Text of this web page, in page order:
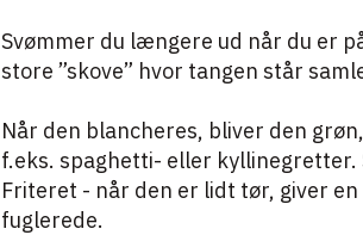
Svømmer du længere ud når du er
store ”skove” hvor tangen står
Når den blancheres, bliver den
f.eks. spaghetti- eller kyllinegretter.
Friteret - når den er lidt tør, giver
fuglerede.